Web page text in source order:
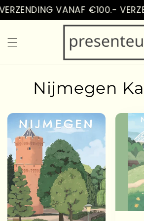
contenuti
VANAF €100.-
Nijmegen